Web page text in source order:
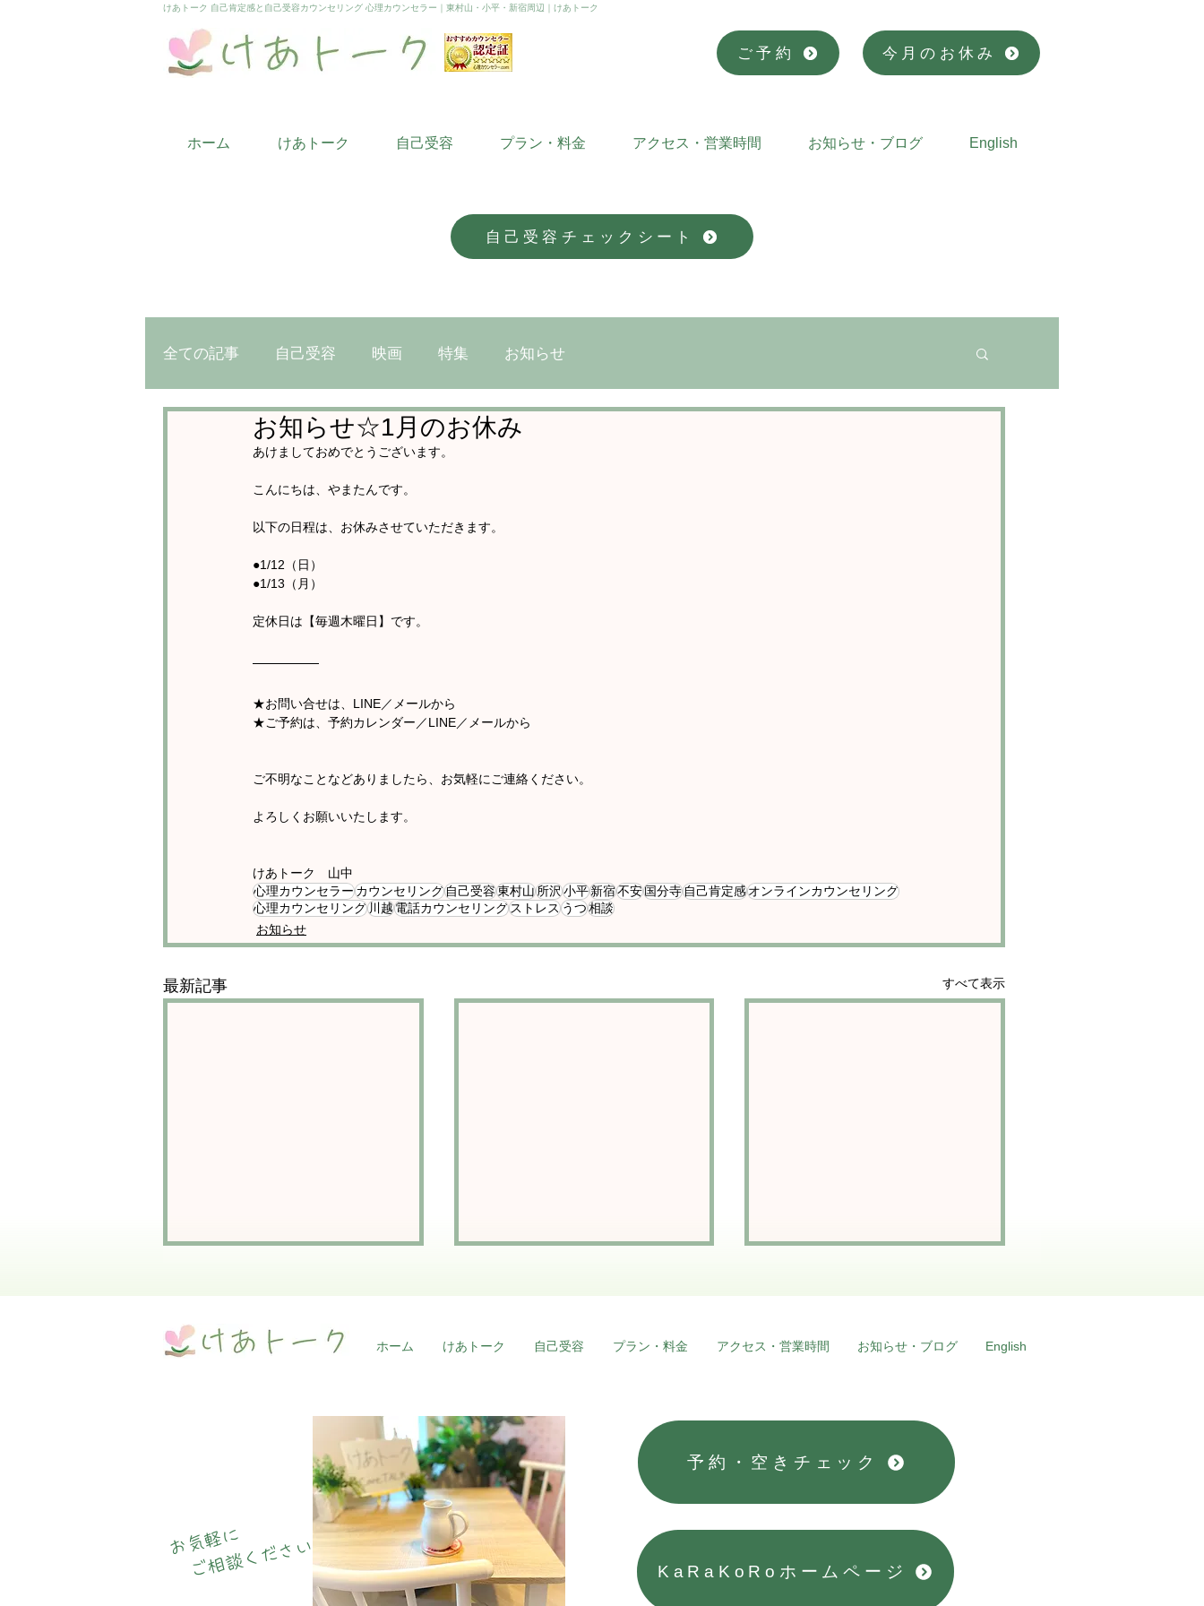
けあトーク 自己肯定感と自己受容カウンセリング 心理カウンセラー｜東村山・小平・新宿周辺｜けあトーク
ご予約 今月のお休み
ホーム けあトーク 自己受容 プラン・料金 アクセス・営業時間 お知らせ・ブログ English
全ての記事 自己受容 映画 特集 お知らせ
お知らせ☆1月のお休み
あけましておめでとうございます。
こんにちは、やまたんです。
以下の日程は、お休みさせていただきます。
●1/12（日）
●1/13（月）
定休日は【毎週木曜日】です。
★お問い合せは、LINE／メールから
★ご予約は、予約カレンダー／LINE／メールから
ご不明なことなどありましたら、お気軽にご連絡ください。
よろしくお願いいたします。
けあトーク　山中
心理カウンセラーカウンセリング自己受容東村山所沢小平新宿不安国分寺自己肯定感オンラインカウンセリング
心理カウンセリング川越電話カウンセリングストレスうつ相談
お知らせ
最新記事 すべて表示
KaRaKoRoの整体～心と痛
News★新店舗情報⑥（お得
な割引）
自己受容チェックシート
ホーム けあトーク 自己受容 プラン・料金 アクセス・営業時間 お知らせ・ブログ English
ご相談ください
お気軽に
予約・空きチェック
KaRaKoRoホームページ